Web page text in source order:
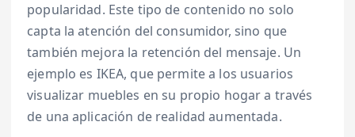
popularidad. Este tipo de contenido no solo
capta la atención del consumidor, sino que
también mejora la retención del mensaje. Un
ejemplo es IKEA, que permite a los usuarios
visualizar muebles en su propio hogar a través
de una aplicación de realidad aumentada.